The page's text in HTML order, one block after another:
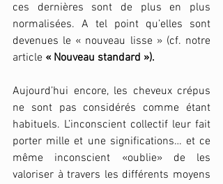
ces dernières sont de plus en plus
normalisées. A tel point qu’elles sont
devenues le « nouveau lisse » (cf. notre
article « Nouveau standard »).
Aujourd’hui encore, les cheveux crépus
ne sont pas considérés comme étant
habituels. L’inconscient collectif leur fait
porter mille et une significations… et ce
même inconscient «oublie» de les
valoriser à travers les différents moyens